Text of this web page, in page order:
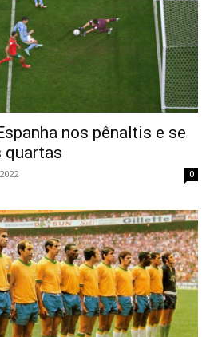
nos pênaltis e se
quartas
0